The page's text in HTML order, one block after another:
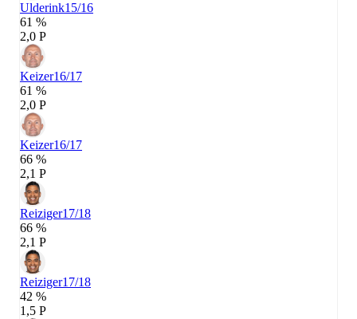
Ulderink15/16
61 %
2,0 P
Keizer16/17
61 %
2,0 P
Keizer16/17
66 %
2,1 P
Reiziger17/18
66 %
2,1 P
Reiziger17/18
42 %
1,5 P